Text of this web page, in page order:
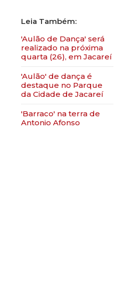
'Aulão de Dança' será
realizado na próxima
quarta (26), em Jacareí
'Aulão' de dança é
destaque no Parque
da Cidade de Jacareí
'Barraco' na terra de
Antonio Afonso